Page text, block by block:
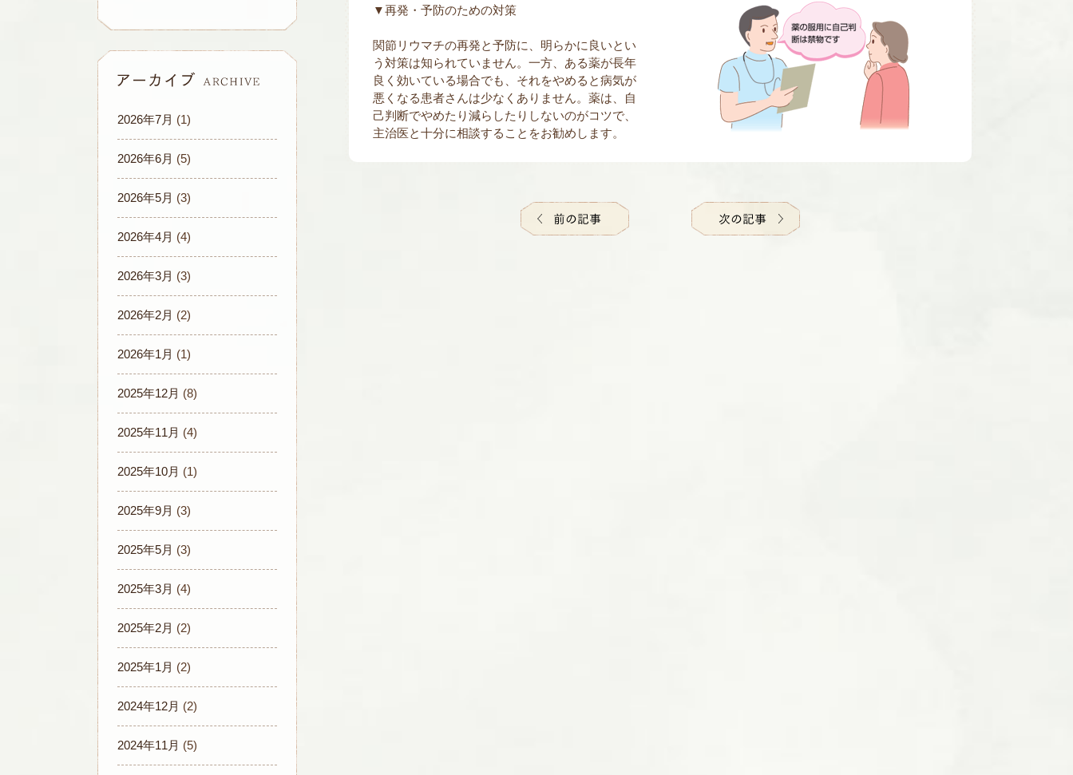
2026年7月 (1)
2026年6月 (5)
2026年5月 (3)
2026年4月 (4)
2026年3月 (3)
2026年2月 (2)
2026年1月 (1)
2025年12月 (8)
2025年11月 (4)
2025年10月 (1)
2025年9月 (3)
2025年5月 (3)
2025年3月 (4)
2025年2月 (2)
2025年1月 (2)
2024年12月 (2)
2024年11月 (5)
▼再発・予防のための対策
関節リウマチの再発と予防に、明らかに良いとい
う対策は知られていません。一方、ある薬が長年
良く効いている場合でも、それをやめると病気が
悪くなる患者さんは少なくありません。薬は、自
己判断でやめたり減らしたりしないのがコツで、
主治医と十分に相談することをお勧めします。